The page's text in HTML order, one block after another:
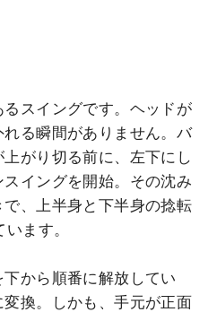
スイングです。ヘッドが
る瞬間がありません。バ
がり切る前に、左下にし
イングを開始。その沈み
、上半身と下半身の捻転
ます。
から順番に解放してい
換。しかも、手元が正面